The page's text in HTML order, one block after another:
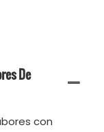
De
con